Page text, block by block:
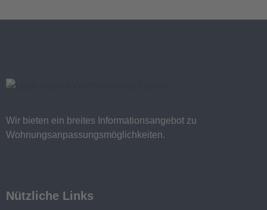
Wir bieten ein breites Informationsangebot zu
Wohnungsanpassungsmöglichkeiten.
Nützliche Links